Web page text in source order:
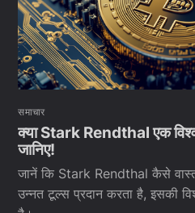
समाचार
क्या Stark Rendthal एक
जानिए!
जानें कि Stark Rendthal कैसे
उन्नत टूल्स प्रदान करता है, इसकी